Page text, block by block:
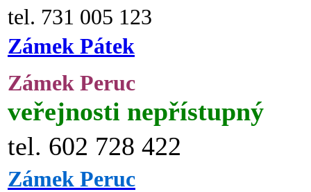
tel. 731 005 123
Zámek Pátek
Zámek Peruc
veřejnosti nepřístupný
tel. 602 728 422
Zámek Peruc